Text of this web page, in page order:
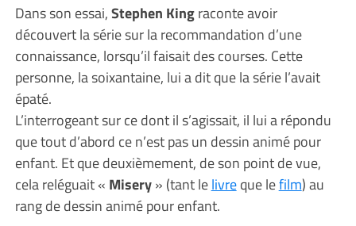
Dans son essai,Stephen Kingraconte avoir
découvert la série sur la recommandation d’une
connaissance, lorsqu’il faisait des courses. Cette
personne, la soixantaine, lui a dit que la série l’avait
épaté.
L’interrogeant sur ce dont il s’agissait, il lui a répondu
que tout d’abord ce n’est pas un dessin animé pour
enfant. Et que deuxièmement, de son point de vue,
cela reléguait « Misery» (tant lelivreque lefilm) au
rang de dessin animé pour enfant.